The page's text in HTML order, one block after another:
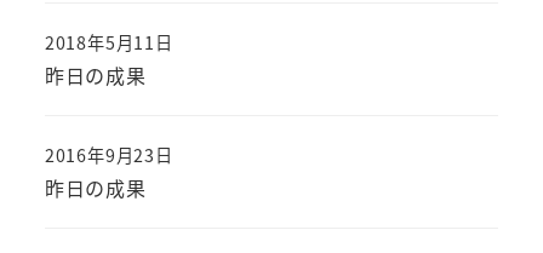
昨日の成果
投稿日
2018年5月11日
昨日の成果
投稿日
2016年9月23日